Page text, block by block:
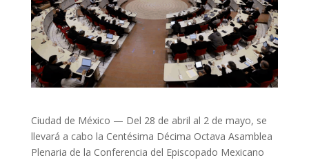
Ciudad de México — Del 28 de abril al 2 de mayo, se
llevará a cabo la Centésima Décima Octava Asamblea
Plenaria de la Conferencia del Episcopado Mexicano